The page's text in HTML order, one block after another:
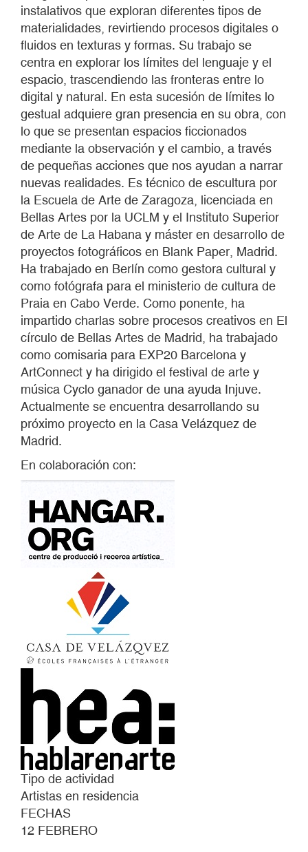
instalativos que exploran diferentes tipos de
materialidades, revirtiendo procesos digitales o
fluidos en texturas y formas. Su trabajo se
centra en explorar los límites del lenguaje y el
espacio, trascendiendo las fronteras entre lo
digital y natural. En esta sucesión de límites lo
gestual adquiere gran presencia en su obra, con
lo que se presentan espacios ficcionados
mediante la observación y el cambio, a través
de pequeñas acciones que nos ayudan a narrar
nuevas realidades. Es técnico de escultura por
la Escuela de Arte de Zaragoza, licenciada en
Bellas Artes por la UCLM y el Instituto Superior
de Arte de La Habana y máster en desarrollo de
proyectos fotográficos en Blank Paper, Madrid.
Ha trabajado en Berlín como gestora cultural y
como fotógrafa para el ministerio de cultura de
Praia en Cabo Verde. Como ponente, ha
impartido charlas sobre procesos creativos en El
círculo de Bellas Artes de Madrid, ha trabajado
como comisaria para EXP20 Barcelona y
ArtConnect y ha dirigido el festival de arte y
música Cyclo ganador de una ayuda Injuve.
Actualmente se encuentra desarrollando su
próximo proyecto en la Casa Velázquez de
Madrid.
En colaboración con:
Tipo de actividad
Artistas en residencia
FECHAS
12 FEBRERO